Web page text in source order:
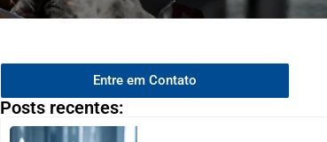
Entre em Contato
Posts recentes: